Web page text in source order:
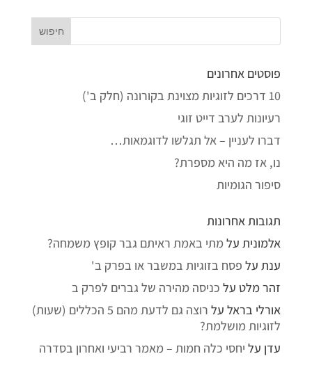
פוסטים אחרונים
10 דרכים לזוגיות מצוינת בקורונה (חלק ב')
רעיונות לערב דייט זוגי
דברו לעניין – אל תגלשו לדוגמאות…
נו, אז מה היא מספרת?
סיפור הגומיות
תגובות אחרונות
אלמוניתעל מתי באמת ראיתם גבר קופץ משמחה?
ענתעל פסח בזוגיות במשבר או בפרק ב'
זהר מלט על כניסה מהירה של גברים לפרק ב
אורלי בראלעל
רוצה גם לדעת מהם 5 הכללים (שעות)
לזוגיות מושלמת?
עדן על יחסי כלה חמות – מאמר רביעי ואחרון בסדרה